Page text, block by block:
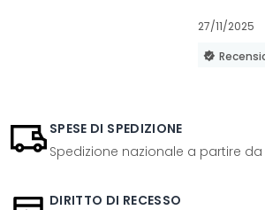
27/11/2025
SPESE DI SPEDIZIONE
Spedizione nazionale a partire da
DIRITTO DI RECESSO